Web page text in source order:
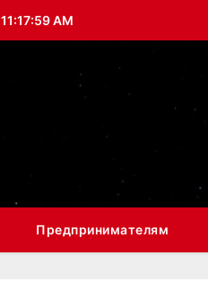
11:18:00 AM
Предпринимателям